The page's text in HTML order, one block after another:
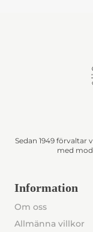
Sedan 1949 förvaltar
med
Information
Om oss
Allmänna villkor